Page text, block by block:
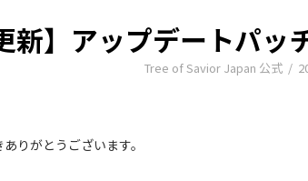
新】アップデートパ
Tree of Savior Japan 公式 /
りがとうございます。